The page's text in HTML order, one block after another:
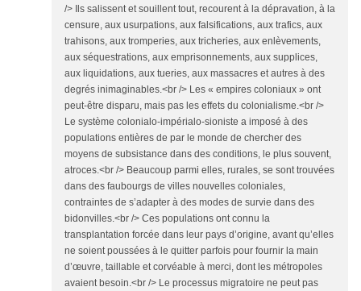
/> Ils salissent et souillent tout, recourent à la dépravation, à la
censure, aux usurpations, aux falsifications, aux trafics, aux
trahisons, aux tromperies, aux tricheries, aux enlèvements,
aux séquestrations, aux emprisonnements, aux supplices,
aux liquidations, aux tueries, aux massacres et autres à des
degrés inimaginables.<br /> Les « empires coloniaux » ont
peut-être disparu, mais pas les effets du colonialisme.<br />
Le système colonialo-impérialo-sioniste a imposé à des
populations entières de par le monde de chercher des
moyens de subsistance dans des conditions, le plus souvent,
atroces.<br /> Beaucoup parmi elles, rurales, se sont trouvées
dans des faubourgs de villes nouvelles coloniales,
contraintes de s’adapter à des modes de survie dans des
bidonvilles.<br /> Ces populations ont connu la
transplantation forcée dans leur pays d’origine, avant qu’elles
ne soient poussées à le quitter parfois pour fournir la main
d’œuvre, taillable et corvéable à merci, dont les métropoles
avaient besoin.<br /> Le processus migratoire ne peut pas